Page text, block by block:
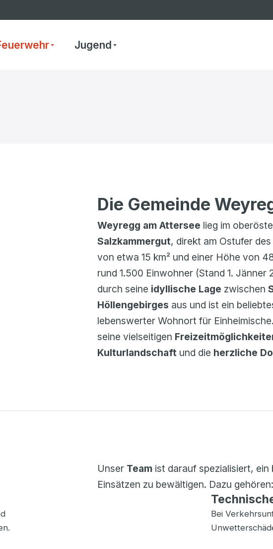
Jugend
Die Gemeinde
Weyregg am Attersee lieg im
Salzkammergut, direkt am Ostufer des
von etwa 15 km² und einer Höhe von
rund 1.500 Einwohner (Stand 1.
durch seine idyllische Lage zwischen
Höllengebirges aus und ist ein
lebenswerter Wohnort für Einheimische.
seine vielseitigen
Kulturlandschaft und die herzliche
Unser Team ist darauf spezialisiert, ein
Einsätzen zu bewältigen. Dazu gehören:
Bei